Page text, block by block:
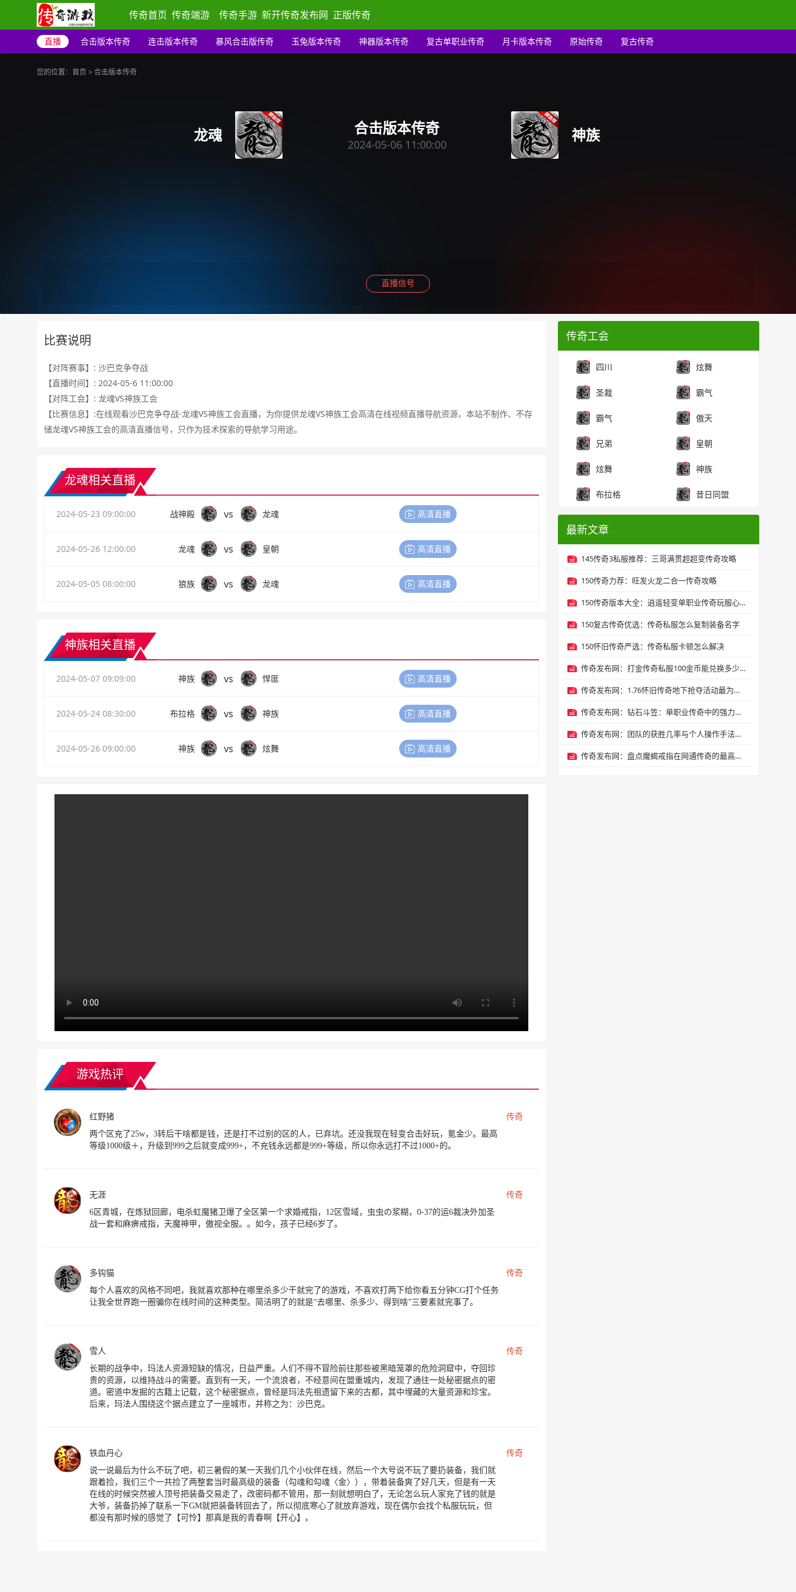
传奇首页 传奇端游 传奇手游 新开传奇发布网 正版传奇
直播 合击版本传奇 连击版本传奇 暴风合击版传奇 玉兔版本传奇 神器版本传奇 复古单职业传奇 月卡版本传奇 原始传奇 复古传奇
您的位置： 首页 > 合击版本传奇
龙魂 合击版本传奇
2024-05-06 11:00:00 神族
直播信号
比赛说明
【对阵赛事】: 沙巴克争夺战
【直播时间】: 2024-05-6 11:00:00
【对阵工会】: 龙魂VS神族工会
【比赛信息】:在线观看沙巴克争夺战-龙魂VS神族工会直播，为你提供龙魂VS神族工会高清在线视频直播导航资源，本站不制作、不存
储龙魂VS神族工会的高清直播信号，只作为技术探索的导航学习用途。
龙魂相关直播
2024-05-23 09:00:00 战神殿 vs 龙魂 高清直播
2024-05-26 12:00:00 龙魂 vs 皇朝 高清直播
2024-05-05 08:00:00 狼族 vs 龙魂 高清直播
神族相关直播
2024-05-07 09:09:00 神族 vs 悍匪 高清直播
2024-05-24 08:30:00 布拉格 vs 神族 高清直播
2024-05-26 09:00:00 神族 vs 炫舞 高清直播
游戏热评
红野猪 传奇
两个区充了25w，3转后干啥都是钱，还是打不过别的区的人，已弃坑。还没我现在轻变合击好玩，氪金少。最高
等级1000级＋，升级到999之后就变成999+，不充钱永远都是999+等级，所以你永远打不过1000+的。
无涯 传奇
6区青城，在炼狱回廊，电杀虹魔猪卫爆了全区第一个求婚戒指，12区雪域，虫虫の浆糊，0-37的运6裁决外加圣
战一套和麻痹戒指，天魔神甲，傲视全服。。如今，孩子已经6岁了。
多钩猫 传奇
每个人喜欢的风格不同吧，我就喜欢那种在哪里杀多少干就完了的游戏，不喜欢打两下给你看五分钟CG打个任务
让我全世界跑一圈骗你在线时间的这种类型。简洁明了的就是“去哪里、杀多少、得到啥”三要素就完事了。
雪人 传奇
长期的战争中，玛法人资源短缺的情况，日益严重。人们不得不冒险前往那些被黑暗笼罩的危险洞窟中，夺回珍
贵的资源，以维持战斗的需要。直到有一天，一个流浪者，不经意间在盟重城内，发现了通往一处秘密据点的密
道。密道中发掘的古籍上记载，这个秘密据点，曾经是玛法先祖遗留下来的古都，其中埋藏的大量资源和珍宝。
后来，玛法人围绕这个据点建立了一座城市，并称之为：沙巴克。
铁血丹心 传奇
说一说最后为什么不玩了吧，初三暑假的某一天我们几个小伙伴在线，然后一个大号说不玩了要扔装备，我们就
跟着捡，我们三个一共捡了两整套当时最高级的装备（勾魂和勾魂〈金〉），带着装备爽了好几天，但是有一天
在线的时候突然被人顶号把装备交易走了，改密码都不管用，那一刻就想明白了，无论怎么玩人家充了钱的就是
大爷，装备扔掉了联系一下GM就把装备转回去了，所以彻底寒心了就放弃游戏，现在偶尔会找个私服玩玩，但
都没有那时候的感觉了【可怜】那真是我的青春啊【开心】。
传奇工会
炫舞
四川
霸气
圣裁
傲天
霸气
皇朝
兄弟
神族
炫舞
昔日同盟
布拉格
最新文章
145传奇3私服推荐：三哥满贯超超变传奇攻略
150传奇力荐：旺发火龙二合一传奇攻略
150传奇版本大全：逍遥轻变单职业传奇玩服心得
150复古传奇优选：传奇私服怎么复制装备名字
150怀旧传奇严选：传奇私服卡顿怎么解决
传奇发布网：打金传奇私服100金币能兑换多少元宝？
传奇发布网：1.76怀旧传奇地下抢夺活动最为经典
传奇发布网：钻石斗笠：单职业传奇中的强力守护之道
传奇发布网：团队的获胜几率与个人操作手法息息相关
传奇发布网：盘点魔蝎戒指在网通传奇的最高攻击